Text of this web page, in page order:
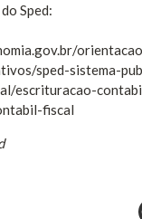
Sped:
sped-sistema-
escrituracao-
fiscal